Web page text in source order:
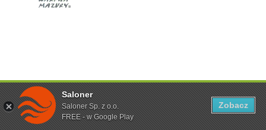
Saloner
Saloner Sp. z o.o.
FREE - w Google Play
Zobacz
Ta strona korzysta z plików cookies. Aby dowiedzieć się
więcej zapoznaj się zpolityką prywatności